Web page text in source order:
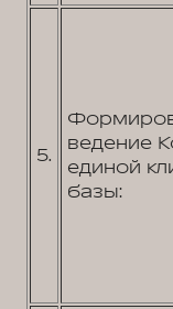
5.
ведение
единой
базы: